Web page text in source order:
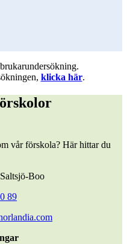
klicka här.
vår förskola? Här hittar du
Boo
89